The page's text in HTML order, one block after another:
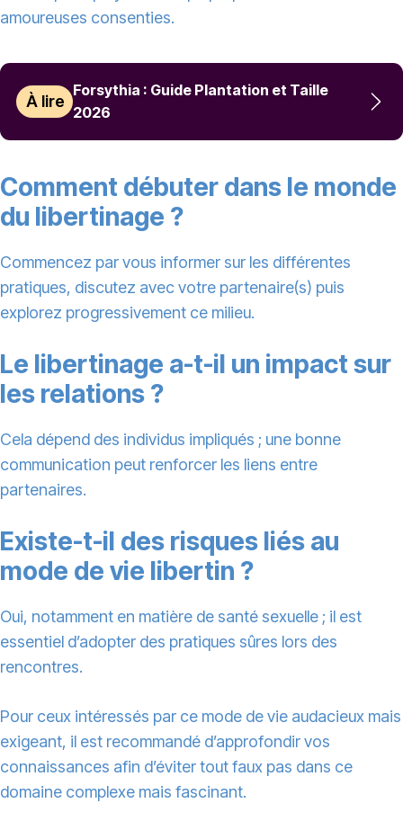
amoureuses consenties.
À lire
Forsythia : Guide Plantation et Taille
2026
Comment débuter dans le monde
du libertinage ?
Commencez par vous informer sur les différentes
pratiques, discutez avec votre partenaire(s) puis
explorez progressivement ce milieu.
Le libertinage a-t-il un impact sur
les relations ?
Cela dépend des individus impliqués ; une bonne
communication peut renforcer les liens entre
partenaires.
Existe-t-il des risques liés au
mode de vie libertin ?
Oui, notamment en matière de santé sexuelle ; il est
essentiel d’adopter des pratiques sûres lors des
rencontres.
Pour ceux intéressés par ce mode de vie audacieux mais
exigeant, il est recommandé d’approfondir vos
connaissances afin d’éviter tout faux pas dans ce
domaine complexe mais fascinant.